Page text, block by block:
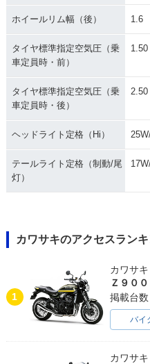
ホイールリム幅（後） 1.6
タイヤ標準指定空気圧（乗
車定員時・前）
1.50
タイヤ標準指定空気圧（乗
車定員時・後）
2.50
ヘッドライト定格（Hi）
テールライト定格（制動/尾
灯）
カワサキのアクセスラン
1
カワサキ
Ｚ９０
掲載台
バイ
カワサキ